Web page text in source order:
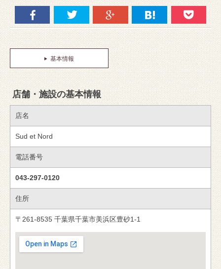
基本情報
店舗・施設の基本情報
店名
Sud et Nord
電話番号
043-297-0120
住所
〒261-8535 千葉県千葉市美浜区豊砂1-1